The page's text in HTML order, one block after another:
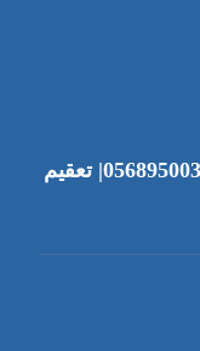
شركة تعقيم منازل في الشارقة |0568950034| تعقيم